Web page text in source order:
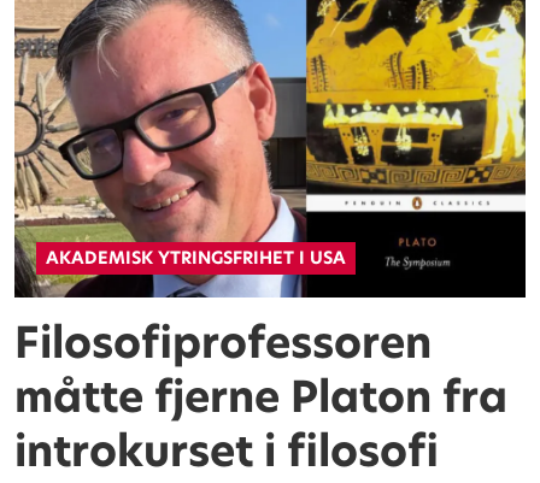
AKADEMISK YTRINGSFRIHET I USA
Filosofiprofessoren
måtte fjerne Platon fra
introkurset i filosofi